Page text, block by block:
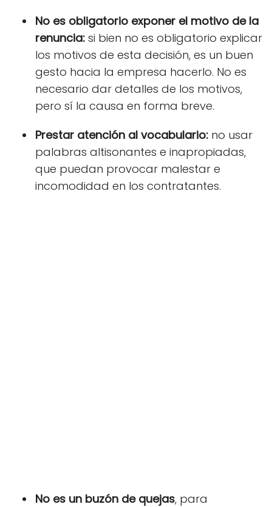
No es obligatorio exponer el motivo de la
renuncia: si bien no es obligatorio explicar
los motivos de esta decisión, es un buen
gesto hacia la empresa hacerlo. No es
necesario dar detalles de los motivos,
pero sí la causa en forma breve.
Prestar atención al vocabulario: no usar
palabras altisonantes e inapropiadas,
que puedan provocar malestar e
incomodidad en los contratantes.
No es un buzón de quejas, para